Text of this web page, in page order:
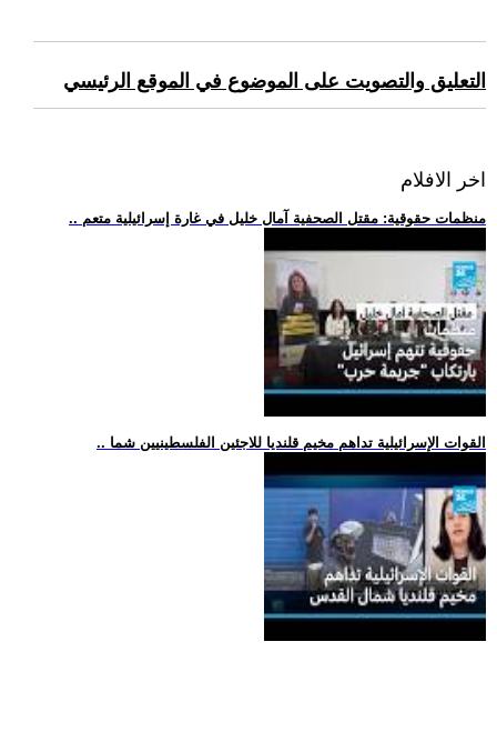
التعليق والتصويت على الموضوع في الموقع الرئيسي
اخر الافلام
.. منظمات حقوقية: مقتل الصحفية آمال خليل في غارة إسرائيلية متعم
.. القوات الإسرائيلية تداهم مخيم قلنديا للاجئين الفلسطينيين شما